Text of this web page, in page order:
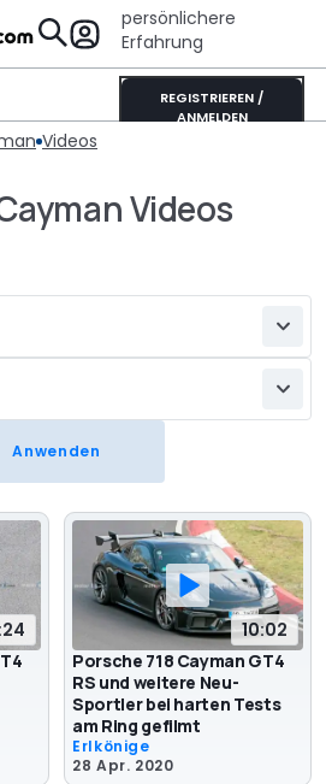
persönlichere
Erfahrung
REGISTRIEREN /
ANMELDEN
Videos
Videos
10:02
Porsche 718 Cayman GT4
RS und weitere Neu-
Sportler bei harten Tests
am Ring gefilmt
Erlkönige
28 Apr. 2020